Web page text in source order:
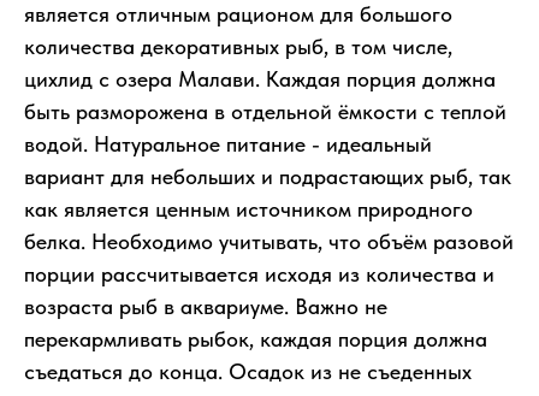
является отличным рационом для большого
количества декоративных рыб, в том числе,
цихлид с озера Малави. Каждая порция должна
быть разморожена в отдельной ёмкости с теплой
водой. Натуральное питание - идеальный
вариант для небольших и подрастающих рыб, так
как является ценным источником природного
белка. Необходимо учитывать, что объём разовой
порции рассчитывается исходя из количества и
возраста рыб в аквариуме. Важно не
перекармливать рыбок, каждая порция должна
съедаться до конца. Осадок из не съеденных